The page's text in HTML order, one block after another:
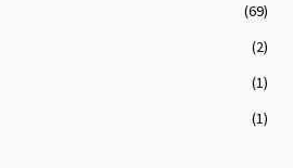
(69)
(2)
(1)
(1)